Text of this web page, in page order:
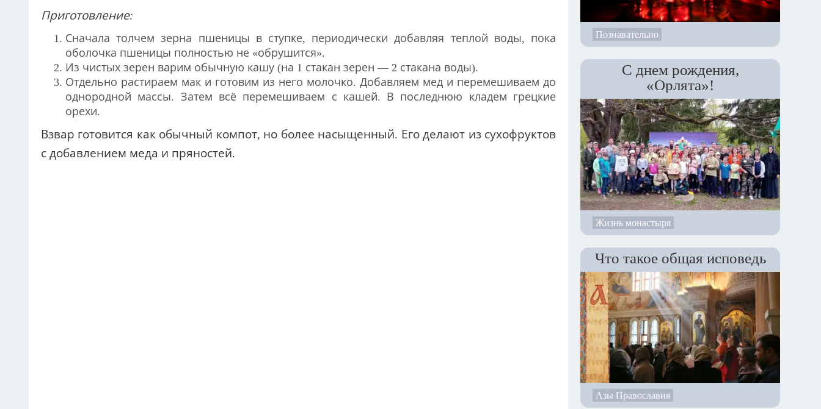
Приготовление:
Сначала толчем зерна пшеницы в ступке, периодически добавляя теплой воды, пока
оболочка пшеницы полностью не «обрушится».
Из чистых зерен варим обычную кашу (на 1 стакан зерен — 2 стакана воды).
Отдельно растираем мак и готовим из него молочко. Добавляем мед и перемешиваем до
однородной массы. Затем всё перемешиваем с кашей.
В последнюю кладем грецкие
орехи.
Взвар готовится как обычный компот, но более насыщенный. Его делают из сухофруктов
с добавлением меда и пряностей.
Познавательно
С днем рождения,
«Орлята»!
Жизнь монастыря
Что такое общая исповедь
Азы Православия